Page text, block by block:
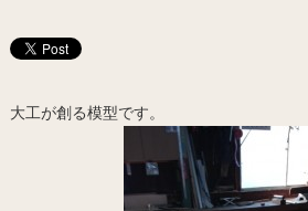
大工が創る模型です。